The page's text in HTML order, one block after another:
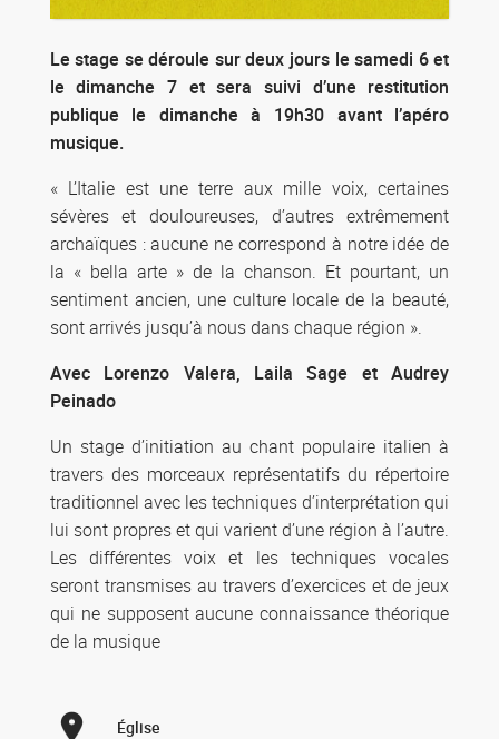
Le stage se déroule sur deux jours le samedi 6 et
le dimanche 7 et sera suivi d’une restitution
publique le dimanche à 19h30 avant l’apéro
musique.
« L’Italie est une terre aux mille voix, certaines
sévères et douloureuses, d’autres extrêmement
archaïques : aucune ne correspond à notre idée de
la « bella arte » de la chanson. Et pourtant, un
sentiment ancien, une culture locale de la beauté,
sont arrivés jusqu’à nous dans chaque région ».
Avec Lorenzo Valera, Laila Sage et Audrey
Peinado
Un stage d’initiation au chant populaire italien à
travers des morceaux représentatifs du répertoire
traditionnel avec les techniques d’interprétation qui
lui sont propres et qui varient d’une région à l’autre.
Les différentes voix et les techniques vocales
seront transmises au travers d’exercices et de jeux
qui ne supposent aucune connaissance théorique
de la musique
Église